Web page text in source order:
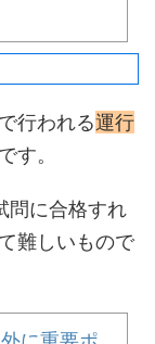
行われる運行
す。
問に合格すれ
難しいもので